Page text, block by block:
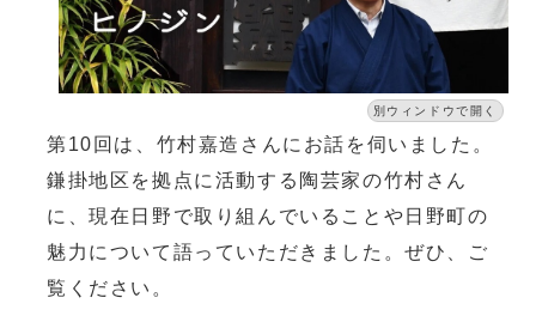
別ウィンドウで開く
第10回は、竹村嘉造さんにお話を伺いました。
鎌掛地区を拠点に活動する陶芸家の竹村さん
に、現在日野で取り組んでいることや日野町の
魅力について語っていただきました。ぜひ、ご
覧ください。